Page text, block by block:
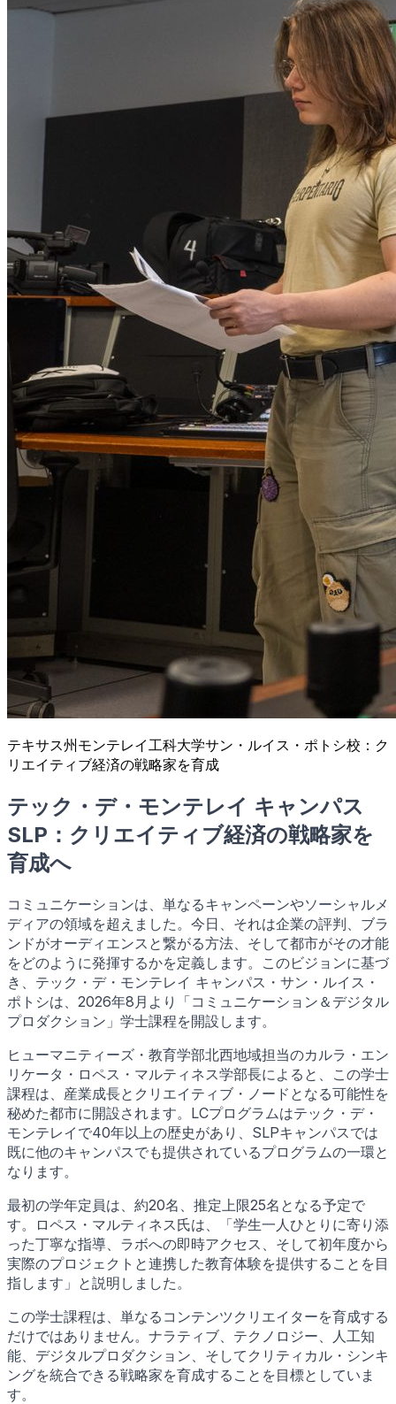
テキサス州モンテレイ工科大学サン・ルイス・ポトシ校：ク
リエイティブ経済の戦略家を育成
テック・デ・モンテレイ キャンパス
SLP：クリエイティブ経済の戦略家を
育成へ
コミュニケーションは、単なるキャンペーンやソーシャルメ
ディアの領域を超えました。今日、それは企業の評判、ブラ
ンドがオーディエンスと繋がる方法、そして都市がその才能
をどのように発揮するかを定義します。このビジョンに基づ
き、テック・デ・モンテレイ キャンパス・サン・ルイス・
ポトシは、2026年8月より「コミュニケーション＆デジタル
プロダクション」学士課程を開設します。
ヒューマニティーズ・教育学部北西地域担当のカルラ・エン
リケータ・ロペス・マルティネス学部長によると、この学士
課程は、産業成長とクリエイティブ・ノードとなる可能性を
秘めた都市に開設されます。LCプログラムはテック・デ・
モンテレイで40年以上の歴史があり、SLPキャンパスでは
既に他のキャンパスでも提供されているプログラムの一環と
なります。
最初の学年定員は、約20名、推定上限25名となる予定で
す。ロペス・マルティネス氏は、「学生一人ひとりに寄り添
った丁寧な指導、ラボへの即時アクセス、そして初年度から
実際のプロジェクトと連携した教育体験を提供することを目
指します」と説明しました。
この学士課程は、単なるコンテンツクリエイターを育成する
だけではありません。ナラティブ、テクノロジー、人工知
能、デジタルプロダクション、そしてクリティカル・シンキ
ングを統合できる戦略家を育成することを目標としていま
す。